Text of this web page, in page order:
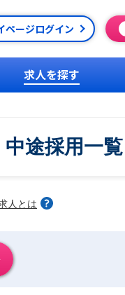
ページログイン
求人を探す
途採用一覧
人とは